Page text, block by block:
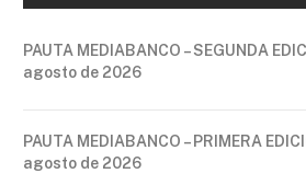
PAUTA MEDIABANCO – SEGUNDA
agosto de 2026
PAUTA MEDIABANCO – PRIMERA
agosto de 2026